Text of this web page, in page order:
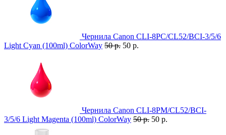
Чернила Canon CLI-8PС/CL52/BCI-3/5/6
Light Cyan (100ml) ColorWay 50 р. 50 р.
Чернила Canon CLI-8PM/CL52/BCI-
3/5/6 Light Magenta (100ml) ColorWay 50 р. 50 р.